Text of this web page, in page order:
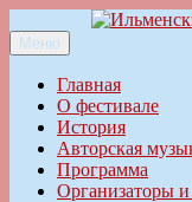
к
содержимому
Ильменский
Меню
Главная
О фестивале
История
Авторская
Программа
Организаторы